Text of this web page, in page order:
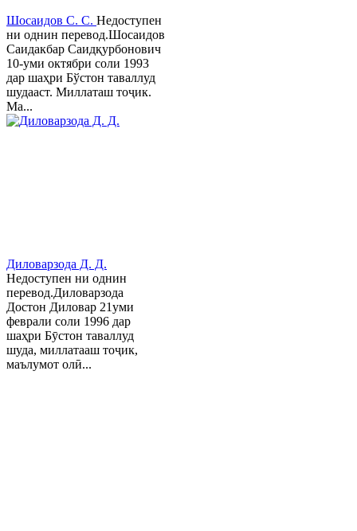
Шосаидов С. С. Недоступен
ни однин перевод.Шосаидов
Саидакбар Саидқурбонович
10-уми октябри соли 1993
дар шаҳри Бўстон таваллуд
шудааст. Миллаташ тоҷик.
Ма...
Диловарзода Д. Д.
Недоступен ни однин
перевод.Диловарзода
Достон Диловар 21уми
феврали соли 1996 дар
шаҳри Бӯстон таваллуд
шуда, миллатааш тоҷик,
маълумот олӣ...